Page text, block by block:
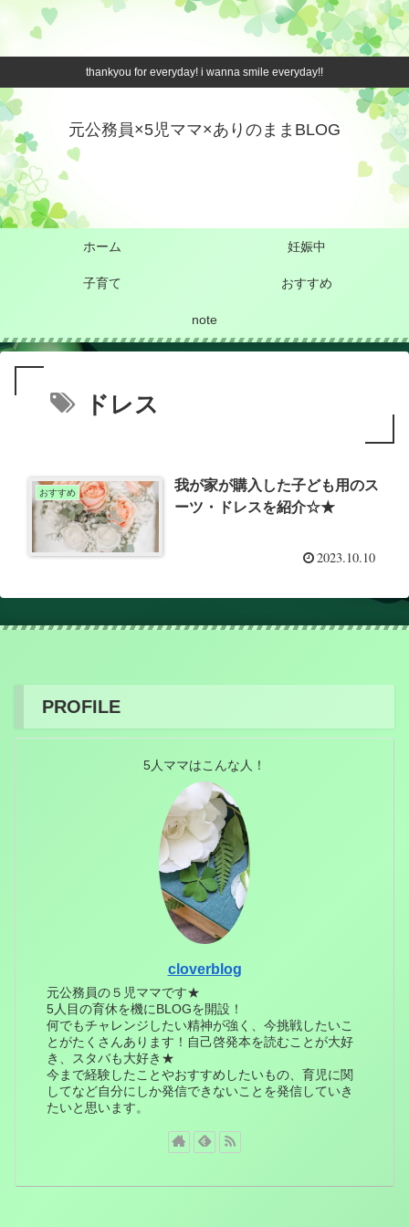
thankyou for everyday! i wanna smile everyday!!
元公務員×5児ママ×ありのままBLOG
ホーム 妊娠中
子育て おすすめ
note
ドレス
おすすめ
我が家が購入した子ども用のス
ーツ・ドレスを紹介☆★
2023.10.10
PROFILE
5人ママはこんな人！
cloverblog
元公務員の５児ママです★
5人目の育休を機にBLOGを開設！
何でもチャレンジしたい精神が強く、今挑戦したいこ
とがたくさんあります！自己啓発本を読むことが大好
き、スタバも大好き★
今まで経験したことやおすすめしたいもの、育児に関
してなど自分にしか発信できないことを発信していき
たいと思います。